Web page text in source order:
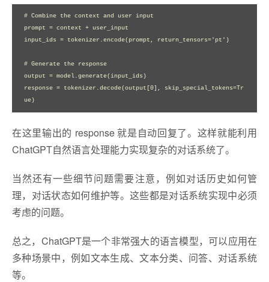
# Combine the context and user input
prompt = context + user_input
input_ids = tokenizer.encode(prompt, return_tensors='pt')
# Generate the response
output = model.generate(input_ids)
response = tokenizer.decode(output[0], skip_special_tokens=Tr
在这里输出的 response 就是自动回复了。这样就能利用
ChatGPT自然语言处理能力实现复杂的对话系统了。
当然还有一些细节问题需要注意，例如对话历史如何管
理，对话状态如何维护等。这些都是对话系统实现中必须
考虑的问题。
总之，ChatGPT是一个非常强大的语言模型，可以应用在
多种场景中，例如文本生成、文本分类、问答、对话系统
等。